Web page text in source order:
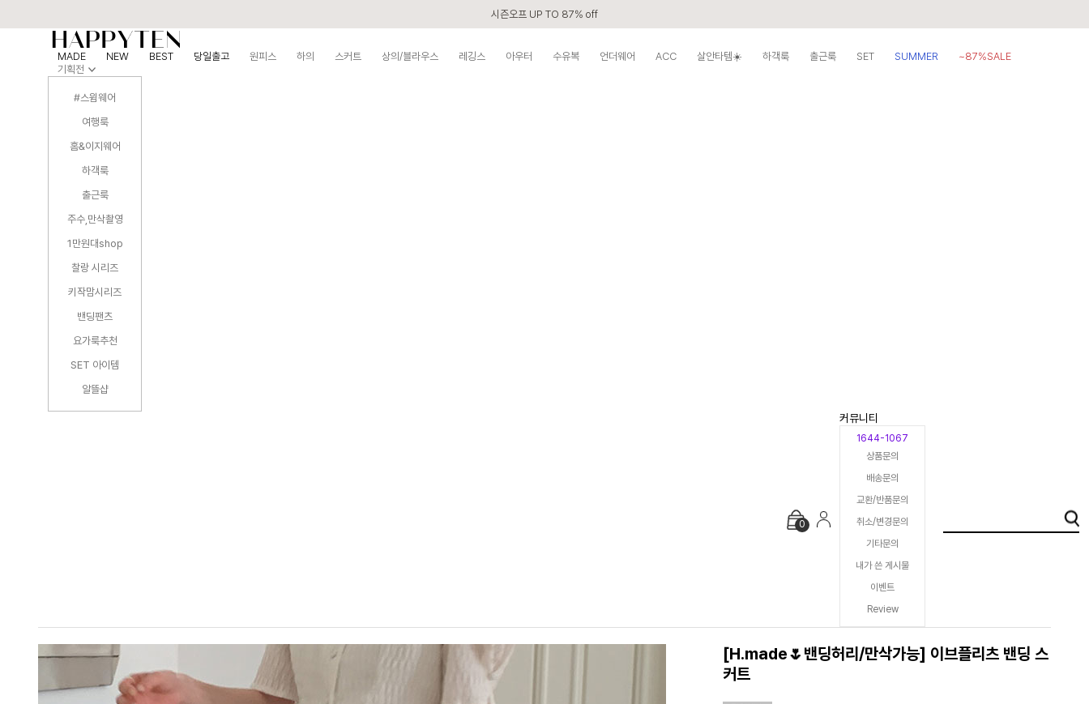
시즌오프 UP TO 87% off
MADE NEW BEST 당일출고 원피스 하의 스커트 상의/블라우스 레깅스 아우터 수유복 언더웨어 ACC 살안타템☀️ 하객룩 출근룩 SET SUMMER
~87%SALE
기획전
#스윔웨어
여행룩
홈&이지웨어
하객룩
출근룩
주수,만삭촬영
1만원대shop
찰랑 시리즈
키작맘시리즈
밴딩팬츠
요가룩추천
SET 아이템
알뜰샵
0
커뮤니티
1644-1067
상품문의
배송문의
교환/반품문의
취소/변경문의
기타문의
내가 쓴 게시물
이벤트
Review
[H.made🌷밴딩허리/만삭가능] 이브플리츠 밴딩 스
커트